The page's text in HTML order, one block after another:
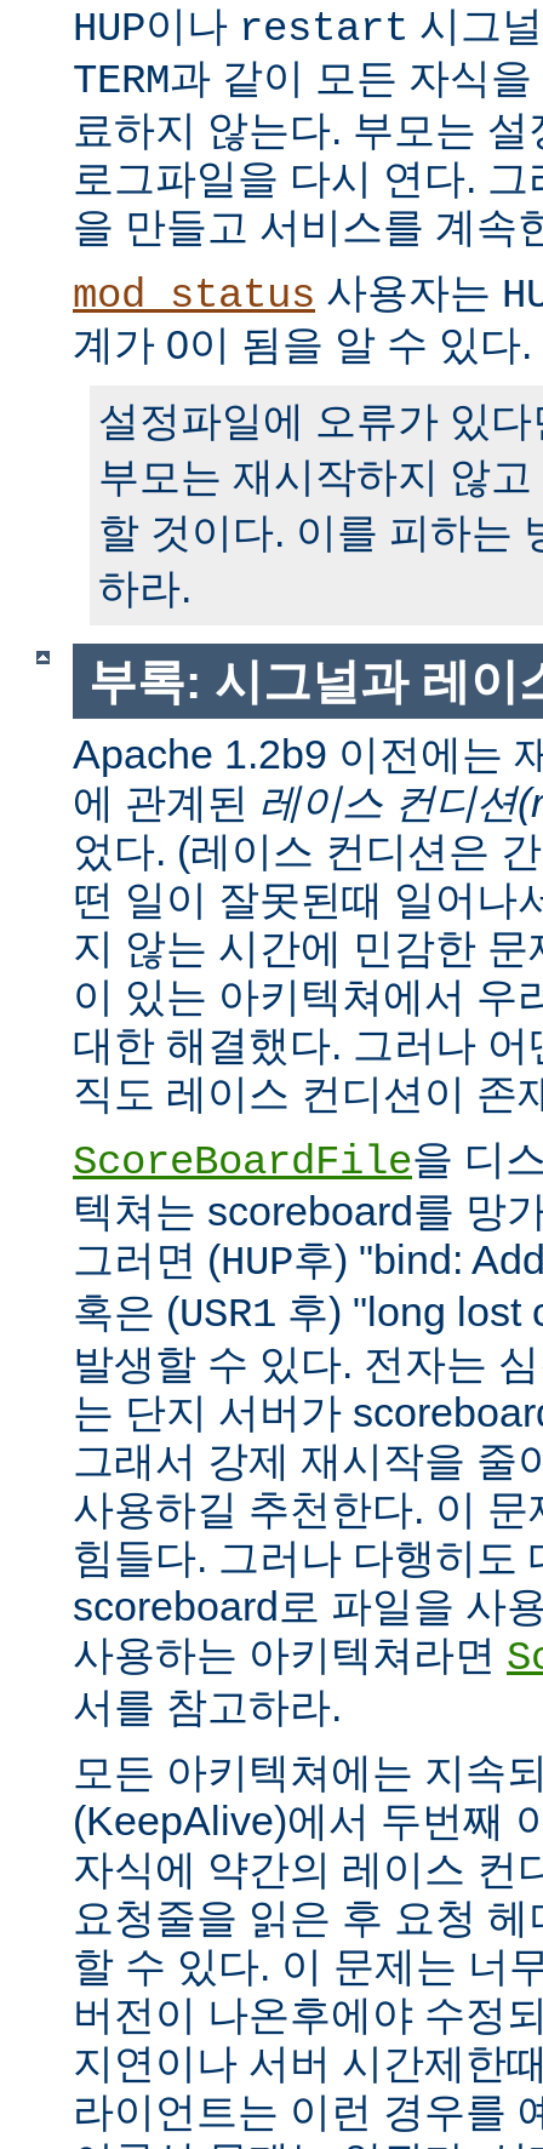
HUP이나 restart 시그
TERM과 같이 모든 자식
료하지 않는다. 부모는
로그파일을 다시 연다.
을 만들고 서비스를 계속
mod_status 사용자는
계가 0이 됨을 알 수 있다.
설정파일에 오류가 있
부모는 재시작하지 않
할 것이다. 이를 피하는
하라.
부록: 시그널과 레이
Apache 1.2b9 이전에는
에 관계된 레이스 컨디션
었다. (레이스 컨디션은
떤 일이 잘못된때 일어나
지 않는 시간에 민감한
이 있는 아키텍쳐에서 우
대한 해결했다. 그러나
직도 레이스 컨디션이 존
ScoreBoardFile을 디
텍쳐는 scoreboard를 망
그러면 (HUP후) "bind:
혹은 (USR1 후) "long lost
발생할 수 있다. 전자는
는 단지 서버가
그래서 강제 재시작을 줄
사용하길 추천한다. 이
힘들다. 그러나 다행히도
scoreboard로 파일을 사
사용하는 아키텍쳐라면
서를 참고하라.
모든 아키텍쳐에는 지속
(KeepAlive)에서 두번째
자식에 약간의 레이스 컨
요청줄을 읽은 후 요청
할 수 있다. 이 문제는 너
버전이 나온후에야 수정
지연이나 서버 시간제한
라이언트는 이런 경우를